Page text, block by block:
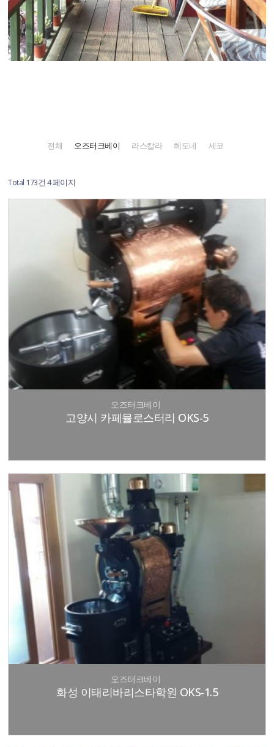
전체 오즈터크베이 라스칼라 헤도네 세코
Total 173건 4 페이지
오즈터크베이
고양시 카페뮬로스터리 OKS-5
오즈터크베이
화성 이태리바리스타학원 OKS-1.5